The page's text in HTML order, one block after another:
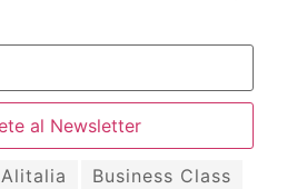
Alitalia
Business Class